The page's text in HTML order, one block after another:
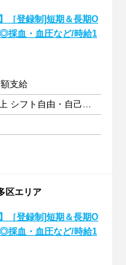
［登録制]短期＆長期O
採血・血圧など/時給1
支給
週1日以上 1日4時間以上 シフト自由・自己申告
区エリア
［登録制]短期＆長期O
採血・血圧など/時給1